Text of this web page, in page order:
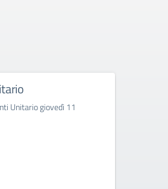
classi/sezioni/